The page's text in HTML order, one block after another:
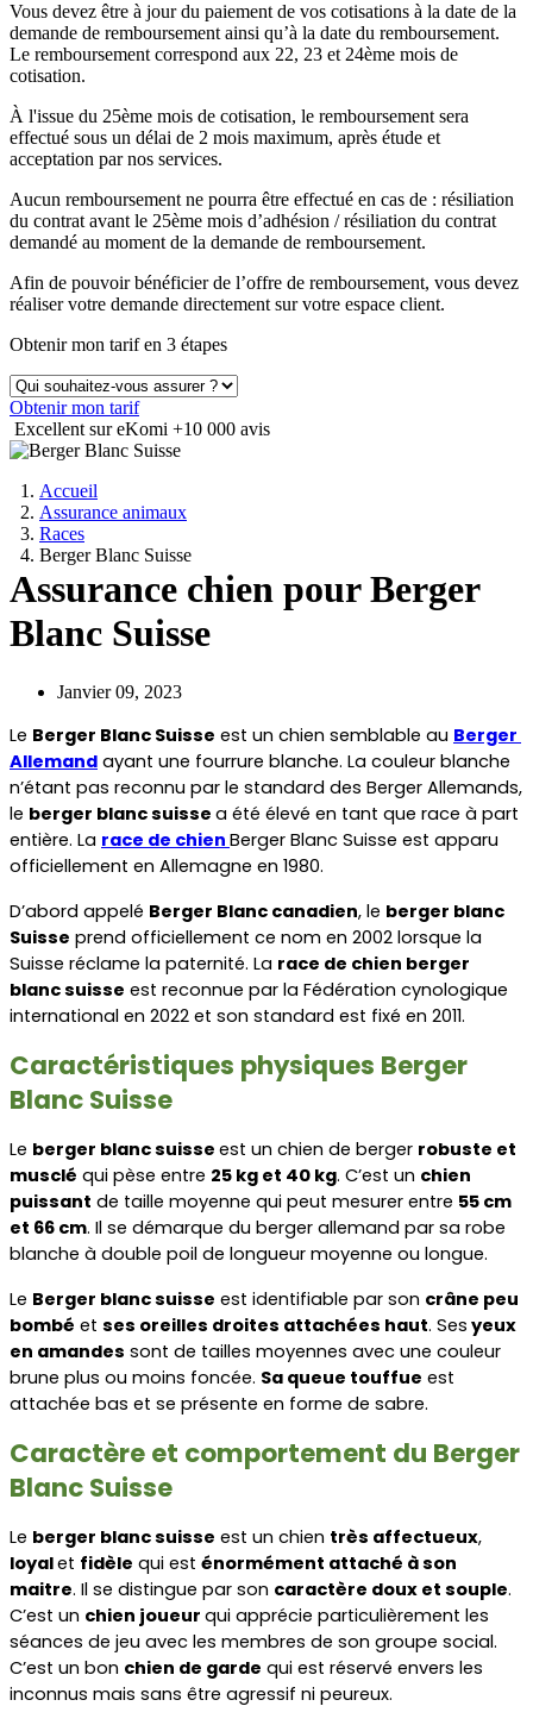
Vous devez être à jour du paiement de vos cotisations à la date de la
demande de remboursement ainsi qu’à la date du remboursement.
Le remboursement correspond aux 22, 23 et 24ème mois de
cotisation.
À l'issue du 25ème mois de cotisation, le remboursement sera
effectué sous un délai de 2 mois maximum, après étude et
acceptation par nos services.
Aucun remboursement ne pourra être effectué en cas de : résiliation
du contrat avant le 25ème mois d’adhésion / résiliation du contrat
demandé au moment de la demande de remboursement.
Afin de pouvoir bénéficier de l’offre de remboursement, vous devez
réaliser votre demande directement sur votre espace client.
Obtenir mon tarif en 3 étapes
Obtenir mon tarif
Excellent sur eKomi +10 000 avis
Accueil
Assurance animaux
Races
Berger Blanc Suisse
Assurance chien pour Berger
Blanc Suisse
Janvier 09, 2023
Le Berger Blanc Suisse est un chien semblable au Berger
Allemand ayant une fourrure blanche. La couleur blanche
n’étant pas reconnu par le standard des Berger Allemands,
le berger blanc suisse a été élevé en tant que race à part
entière. La race de chien Berger Blanc Suisse est apparu
officiellement en Allemagne en 1980.
D’abord appelé Berger Blanc canadien, le berger blanc
Suisse prend officiellement ce nom en 2002 lorsque la
Suisse réclame la paternité. La race de chien berger
blanc suisse est reconnue par la Fédération cynologique
international en 2022 et son standard est fixé en 2011.
Caractéristiques physiques Berger
Blanc Suisse
Le berger blanc suisse est un chien de berger robuste et
musclé qui pèse entre 25 kg et 40 kg. C’est un chien
puissant de taille moyenne qui peut mesurer entre 55 cm
et 66 cm. Il se démarque du berger allemand par sa robe
blanche à double poil de longueur moyenne ou longue.
Le Berger blanc suisse est identifiable par son crâne peu
bombé et ses oreilles droites attachées haut. Ses yeux
en amandes sont de tailles moyennes avec une couleur
brune plus ou moins foncée. Sa queue touffue est
attachée bas et se présente en forme de sabre.
Caractère et comportement du Berger
Blanc Suisse
Le berger blanc suisse est un chien très affectueux
loyal et fidèle qui est énormément attaché à son
maitre. Il se distingue par son caractère doux et souple.
C’est un chien joueur qui apprécie particulièrement les
séances de jeu avec les membres de son groupe social.
C’est un bon chien de garde qui est réservé envers les
inconnus mais sans être agressif ni peureux.